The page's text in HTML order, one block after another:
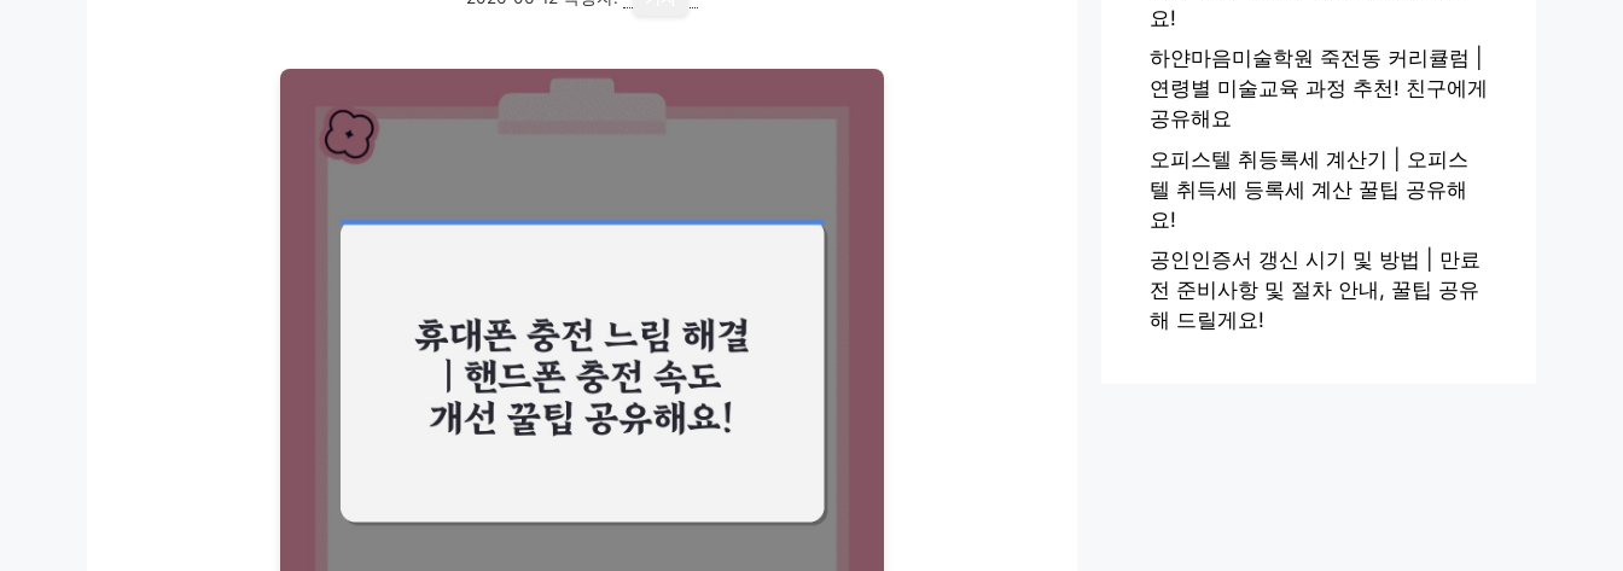
요!
하얀마음미술학원 죽전동 커리큘럼 |
연령별 미술교육 과정 추천! 친구에게
공유해요
오피스텔 취등록세 계산기 | 오피스
텔 취득세 등록세 계산 꿀팁 공유해
요!
공인인증서 갱신 시기 및 방법 | 만료
전 준비사항 및 절차 안내, 꿀팁 공유
해 드릴게요!